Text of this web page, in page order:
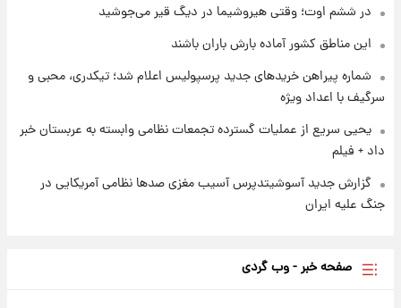
سیگنال‌های جدید برای بازار طلا؛ پیش‌بینی
قیمت سکه و طلا فردا
در ششم اوت؛ وقتی هیروشیما در دیگ قیر می‌جوشید
این مناطق کشور آماده بارش باران باشند
شماره پیراهن خریدهای جدید پرسپولیس اعلام شد؛ تیکدری، محبی و
سرگیف با اعداد ویژه
یحیی سریع از عملیات گسترده تجمعات نظامی وابسته به عربستان خبر
داد + فیلم
گزارش جدید آسوشیتدپرس آسیب مغزی صدها نظامی آمریکایی در
جنگ علیه ایران
صفحه خبر - وب گردی